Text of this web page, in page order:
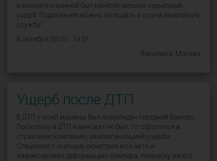
в комнате и ванной был нанесён весьма серьёзный
ущерб. Подскажите можно ли подать в суд на аварийную
службу?
8 октября 2015 г. 14:01
Василиса, Москва
Ущерб после ДТП
В ДТП у моей машины был повреждён передний бампер.
Поскольку в ДТП я виноват не был, то обратился в
страховую компанию за компенсацией ущерба.
Специалист-оценщик осмотрел моё авто и
зафиксировал деформацию бампера, покраску же его